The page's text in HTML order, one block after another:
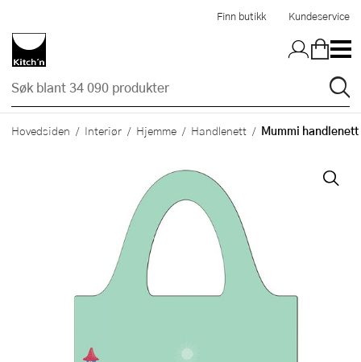
Finn butikk Kundeservice
Hovedsiden Interiør Hjemme Handlenett Mummi